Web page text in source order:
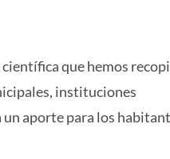
que hemos
instituciones
aporte para los